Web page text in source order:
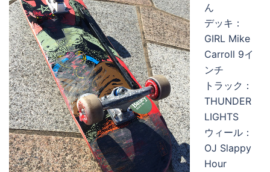
ん
デッキ：
GIRL Mike
Carroll 9イ
ンチ
トラック：
THUNDER
LIGHTS
ウィール：
OJ Slappy
Hour